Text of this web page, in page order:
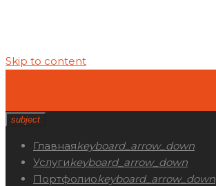
Skip to content
subject
Главнаяkeyboard_arrow_down
Услугиkeyboard_arrow_down
Портфолиоkeyboard_arrow_down